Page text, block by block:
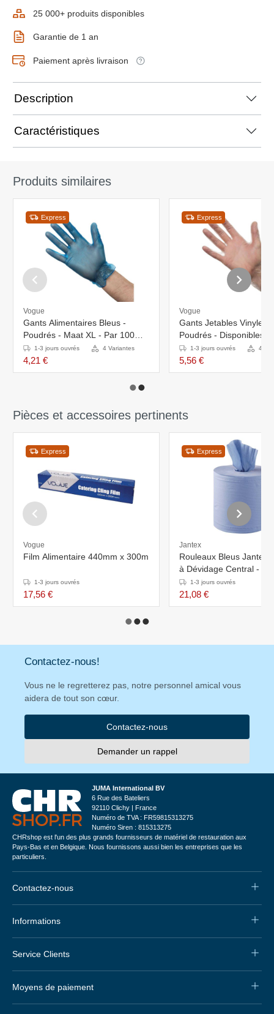
25 000+ produits disponibles
Garantie de 1 an
Paiement après livraison
Description
Caractéristiques
Produits similaires
Express
Vogue
Gants Alimentaires Bleus -
Poudrés - Maat XL - Par 100
Pièces1-3 jours ouvrés 4 Variantes
4,21 €
Express
Vogue
Gants Jetables Vinyle
Poudrés - Disponibles
Tailles - 100 Pièces
1-3 jours ouvrés 4
5,56 €
Pièces et accessoires pertinents
Express
Vogue
Film Alimentaire 440mm x 300m
1-3 jours ouvrés
17,56 €
Express
Jantex
Rouleaux Bleus Jantex
à Dévidage Central -
1-3 jours ouvrés
21,08 €
Contactez-nous!
Vous ne le regretterez pas, notre personnel amical vous
aidera de tout son cœur.
Contactez-nous
Demander un rappel
JUMA International BV
6 Rue des Bateliers
92110 Clichy | France
Numéro de TVA : FR59815313275
Numéro Siren : 815313275
CHRshop est l'un des plus grands fournisseurs de matériel de restauration aux
Pays-Bas et en Belgique. Nous fournissons aussi bien les entreprises que les
particuliers.
Contactez-nous
Informations
Service Clients
Moyens de paiement